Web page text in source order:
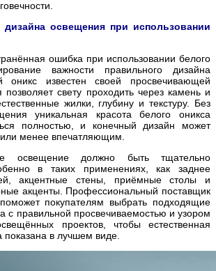
дизайна освещения при использовании
ошибка при использовании белого
важности правильного дизайна
оникс известен своей просвечивающей
позволяет свету проходить через камень и
жилки, глубину и текстуру. Без
уникальная красота белого оникса
полностью, и конечный дизайн может
или менее впечатляющим.
освещение должно быть тщательно
в таких применениях, как заднее
акцентные стены, приёмные столы и
акценты. Профессиональный поставщик
покупателям выбрать подходящие
с правильной просвечиваемостью и узором
проектов, чтобы естественная
показана в лучшем виде.